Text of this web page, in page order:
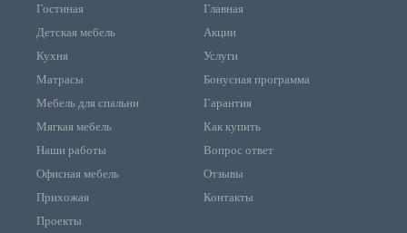
Гостиная
Детская мебель
Кухня
Матрасы
Мебель для спальни
Мягкая мебель
Наши работы
Офисная мебель
Прихожая
Проекты
Главная
Акции
Услуги
Бонусная программа
Гарантия
Как купить
Вопрос ответ
Отзывы
Контакты